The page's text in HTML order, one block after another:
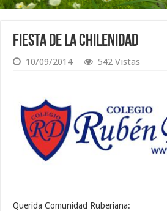
Fiesta de la Chilenidad
10/09/2014 542 Vistas
Querida Comunidad Ruberiana: